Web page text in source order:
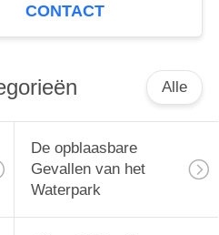
CONTACT
Alle
De opblaasbare
Gevallen van het
Waterpark